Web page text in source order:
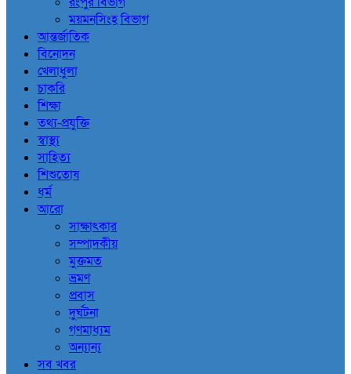
ময়মনসিংহ বিভাগ
আন্তর্জাতিক
বিনোদন
খেলাধুলা
চাকরি
শিক্ষা
তথ্য-প্রযুক্তি
স্বাস্থ্য
সাহিত্য
শিশুতোষ
ধর্ম
আরো
সাক্ষাৎকার
সম্পাদকীয়
মুক্তমত
ভ্রমণ
প্রবাস
দুর্ঘটনা
গণমাধ্যম
অন্যান্য
সব খবর